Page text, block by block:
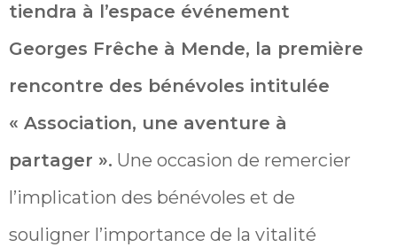
tiendra à l’espace événement
Georges Frêche à Mende, la première
rencontre des bénévoles intitulée
« Association, une aventure à
partager ». Une occasion de remercier
l’implication des bénévoles et de
souligner l’importance de la vitalité